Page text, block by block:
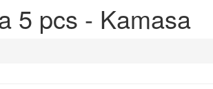
5 pcs - Kamasa